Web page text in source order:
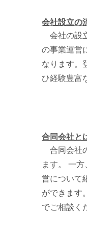
会社設立の
会社の設
の事業運営
なります。
ひ経験豊富
合同会社と
合同会社
ます。 一
営について
ができます
でご相談く